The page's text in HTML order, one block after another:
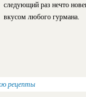
следующий раз нечто
вкусом любого гурмана.
рецепты